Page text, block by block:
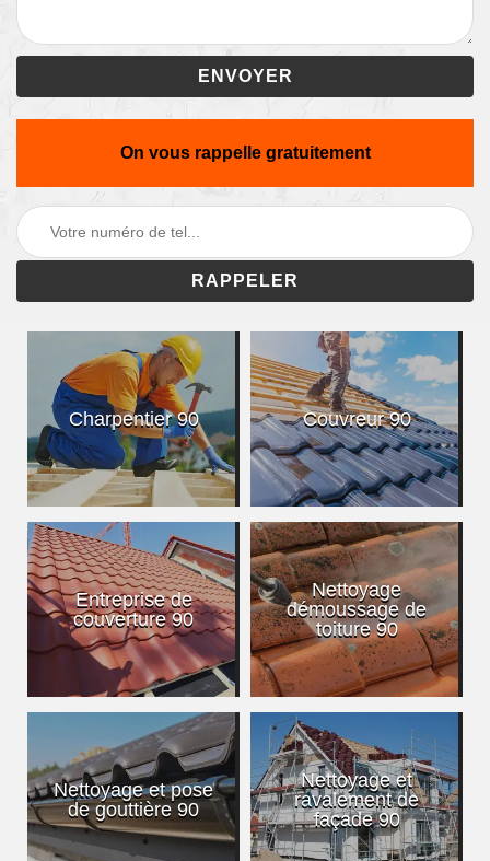
On vous rappelle gratuitement
Charpentier 90 Couvreur 90
Entreprise de
couverture 90
Nettoyage
démoussage de
toiture 90
Nettoyage et pose
de gouttière 90
Nettoyage et
ravalement de
façade 90